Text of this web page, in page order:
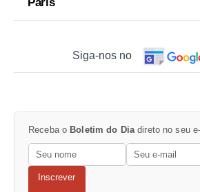
Siga-nos no
Receba o Boletim do Diadireto no seu
Inscrever